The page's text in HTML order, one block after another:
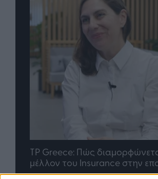
TP Greece: Πώς
μέλλον του Insurance στην